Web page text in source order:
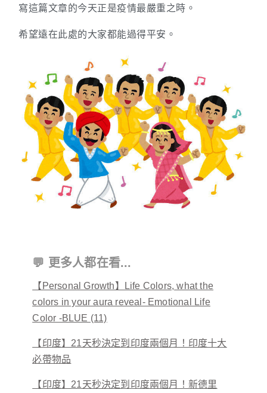
寫這篇文章的今天正是疫情最嚴重之時。
希望遠在此處的大家都能過得平安。
💬 更多人都在看...
【Personal Growth】Life Colors, what the
colors in your aura reveal- Emotional Life
Color -BLUE (11)
【印度】21天秒決定到印度兩個月！印度十大
必帶物品
【印度】21天秒決定到印度兩個月！新德里